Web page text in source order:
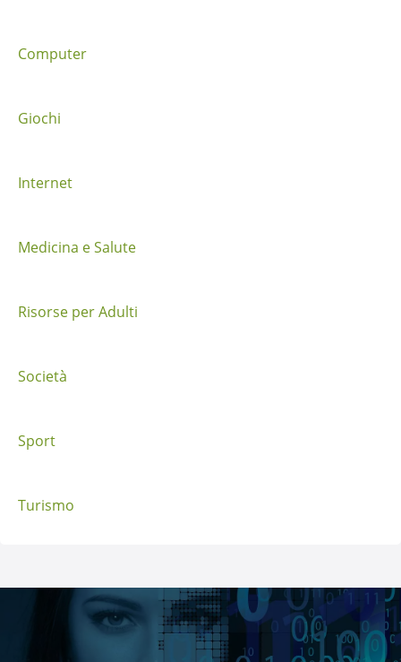
t
a
p
o
t
Computer
Giochi
Internet
Medicina e Salute
Risorse per Adulti
Società
Sport
Turismo